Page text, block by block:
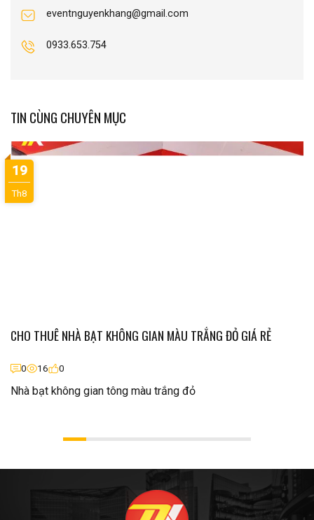
eventnguyenkhang@gmail.com
0933.653.754
TIN CÙNG CHUYÊN MỤC
CHO THUÊ NHÀ BẠT KHÔNG GIAN MÀU TRẮNG ĐỎ GIÁ RẺ
0 16 0
Nhà bạt không gian tông màu trắng đỏ
19
Th8